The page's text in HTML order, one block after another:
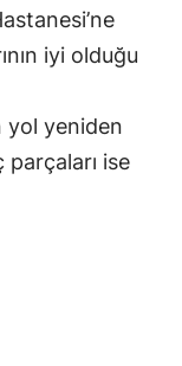
İzmir
Kastamonu
iyi olduğu
yol yeniden
parçaları ise